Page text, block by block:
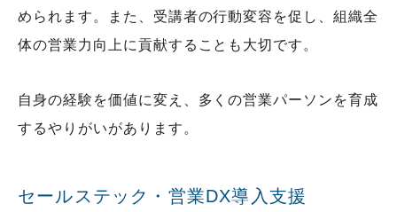
められます。また、受講者の行動変容を促し、組織全
体の営業力向上に貢献することも大切です。
自身の経験を価値に変え、多くの営業パーソンを育成
するやりがいがあります。
セールステック・営業DX導入支援